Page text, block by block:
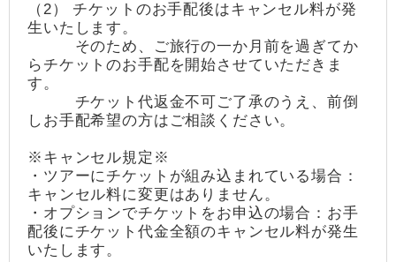
（2） チケットのお手配後はキャンセル料が発
生いたします。
そのため、ご旅行の一か月前を過ぎてか
らチケットのお手配を開始させていただきま
す。
チケット代返金不可ご了承のうえ、前倒
しお手配希望の方はご相談ください。
※キャンセル規定※
・ツアーにチケットが組み込まれている場合：
キャンセル料に変更はありません。
・オプションでチケットをお申込の場合：お手
配後にチケット代金全額のキャンセル料が発生
いたします。